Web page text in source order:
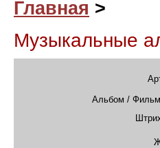
Главная >
Музыкальные
Альбом / Фильм